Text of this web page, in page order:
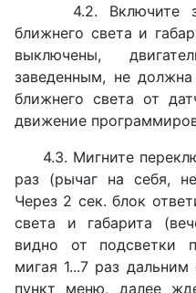
4.2. Включите
ближнего света и
выключены,
заведенным, не
ближнего света от
движение
4.3. Мигните
раз (рычаг на себя,
Через 2 сек. блок
света и габарита
видно от подсветки
мигая 1...7 раз
пункт меню, далее